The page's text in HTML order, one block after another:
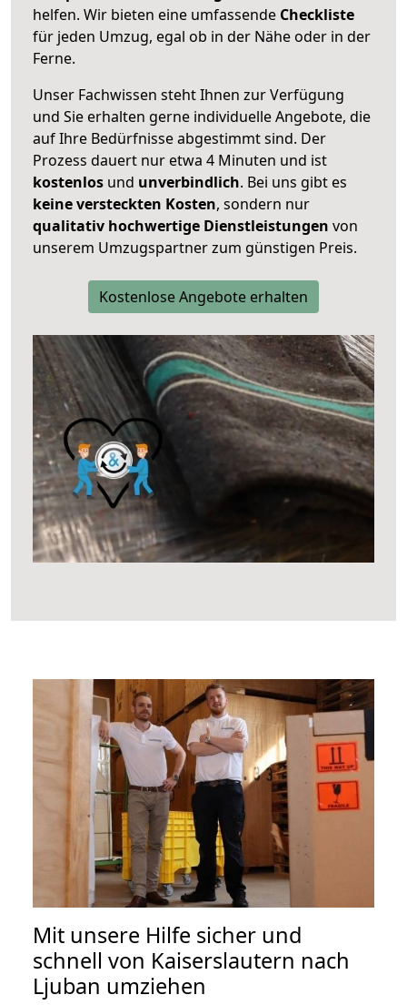
helfen. Wir bieten eine umfassende Checkliste
für jeden Umzug, egal ob in der Nähe oder in der
Ferne.
Unser Fachwissen steht Ihnen zur Verfügung
und Sie erhalten gerne individuelle Angebote, die
auf Ihre Bedürfnisse abgestimmt sind. Der
Prozess dauert nur etwa 4 Minuten und ist
kostenlos und unverbindlich. Bei uns gibt es
keine versteckten Kosten, sondern nur
qualitativ hochwertige Dienstleistungen von
unserem Umzugspartner zum günstigen Preis.
Kostenlose Angebote erhalten
Mit unsere Hilfe sicher und
schnell von Kaiserslautern nach
Ljuban umziehen